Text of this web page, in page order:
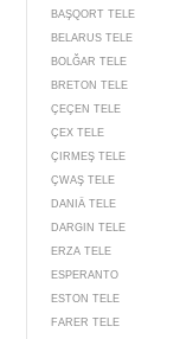
BAŞQORT TELE
BELARUS TELE
BOLĞAR TELE
BRETON TELE
ÇEÇEN TELE
ÇEX TELE
ÇIRMEŞ TELE
ÇWAŞ TELE
DANIÄ TELE
DARGIN TELE
ERZA TELE
ESPERANTO
ESTON TELE
FARER TELE